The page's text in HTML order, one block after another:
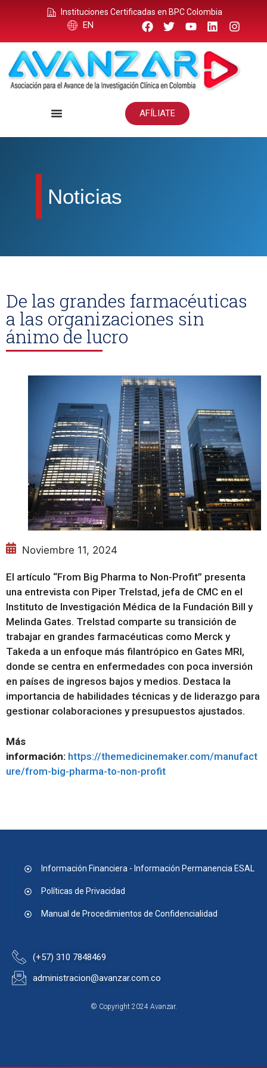
Instituciones Certificadas en BPC Colombia
EN
AFÍLIATE
Noticias
De las grandes farmacéuticas
a las organizaciones sin
ánimo de lucro
Noviembre 11, 2024
El artículo “From Big Pharma to Non-Profit” presenta
una entrevista con Piper Trelstad, jefa de CMC en el
Instituto de Investigación Médica de la Fundación Bill y
Melinda Gates. Trelstad comparte su transición de
trabajar en grandes farmacéuticas como Merck y
Takeda a un enfoque más filantrópico en Gates MRI,
donde se centra en enfermedades con poca inversión
en países de ingresos bajos y medios. Destaca la
importancia de habilidades técnicas y de liderazgo para
gestionar colaboraciones y presupuestos ajustados.
Más
información: https://themedicinemaker.com/manufact
ure/from-big-pharma-to-non-profit
(+57) 310 7848469
administracion@avanzar.com.co
© Copyright 2024 Avanzar.
Información Financiera - Información Permanencia ESAL
Políticas de Privacidad
Manual de Procedimientos de Confidencialidad